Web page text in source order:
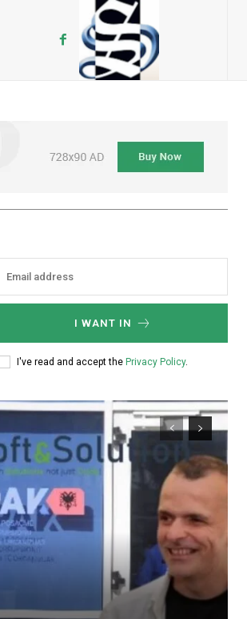
I WANT IN
I've read and accept the Privacy Policy.